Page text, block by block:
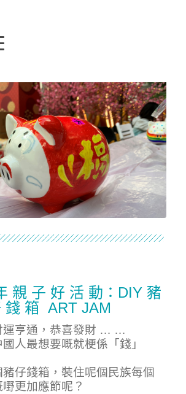
親 子 好 活 動：DIY 豬
錢 箱 ART JAM
運亨通，恭喜發財 … …
人最想要嘅就梗係「錢」
仔錢箱，裝住呢個民族每個
更加應節呢？